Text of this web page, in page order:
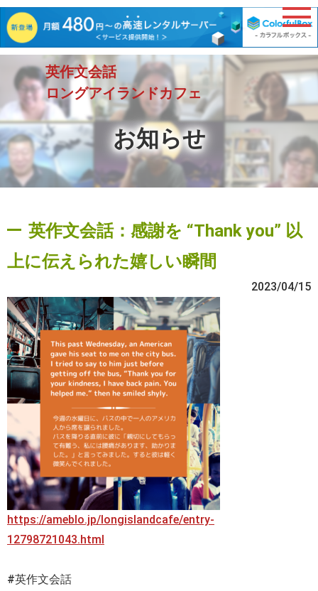
英作文会話
ロングアイランドカフェ
お知らせ
英作文会話：感謝を “Thank you” 以
上に伝えられた嬉しい瞬間
2023/04/15
https://ameblo.jp/longislandcafe/entry-
12798721043.html
#英作文会話